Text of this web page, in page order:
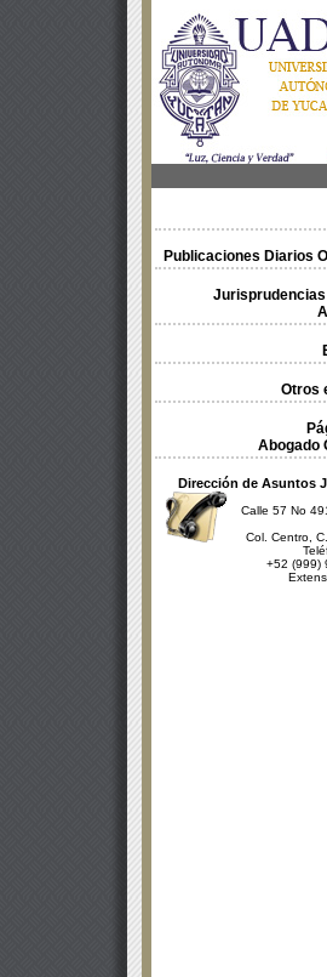
Publicaciones Diarios
Jurisprudencias
Otros
Abogado
Dirección de Asuntos
Calle 57 No
Col. Centro,
+52 (999)